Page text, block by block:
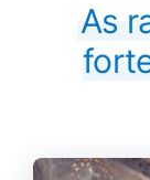
As